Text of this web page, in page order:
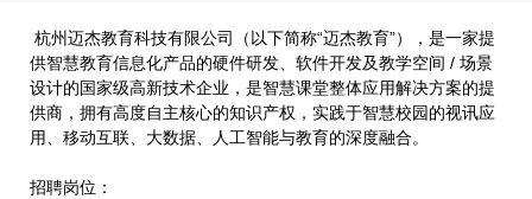
杭州迈杰教育科技有限公司（以下简称“迈杰教育”），是一家提
供智慧教育信息化产品的硬件研发、软件开发及教学空间 / 场景
设计的国家级高新技术企业，是智慧课堂整体应用解决方案的提
供商，拥有高度自主核心的知识产权，实践于智慧校园的视讯应
用、移动互联、大数据、人工智能与教育的深度融合。
招聘岗位：